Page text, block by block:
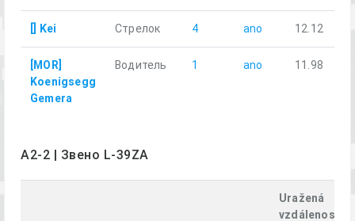
[] Kei Стрелок 4 ano 12.12
[MOR]
Koenigsegg
Gemera
Водитель 1 ano 11.98
A2-2 | Звено L-39ZA
Uražená
vzdálenost,